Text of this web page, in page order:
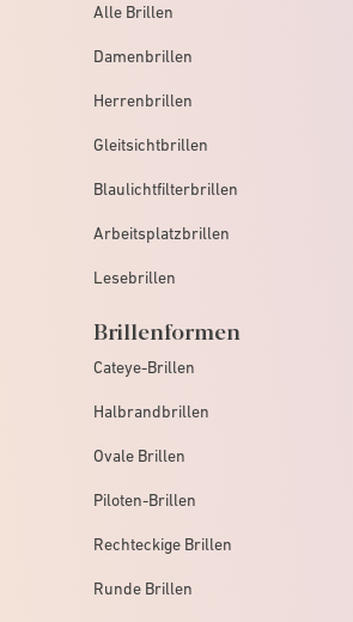
Alle Brillen
Damenbrillen
Herrenbrillen
Gleitsichtbrillen
Blaulichtfilterbrillen
Arbeitsplatzbrillen
Lesebrillen
Brillenformen
Cateye-Brillen
Halbrandbrillen
Ovale Brillen
Piloten-Brillen
Rechteckige Brillen
Runde Brillen